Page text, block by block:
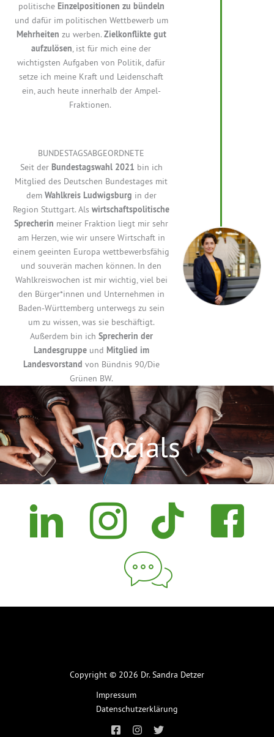
politische Einzelpositionen zu bündeln
und dafür im politischen Wettbewerb um
Mehrheiten zu werben. Zielkonflikte gut
aufzulösen,ist für mich eine der
wichtigsten Aufgaben von Politik, dafür
setze ich meine Kraft und Leidenschaft
ein, auch heute innerhalb der Ampel-
Fraktionen.
BUNDESTAGSABGEORDNETE
Seit der Bundestagswahl 2021 bin ich
Mitglied des Deutschen Bundestages mit
dem Wahlkreis Ludwigsburg in der
Region Stuttgart. Als wirtschaftspolitische
Sprecherin meiner Fraktion liegt mir sehr
am Herzen, wie wir unsere Wirtschaft in
einem geeinten Europa wettbewerbsfähig
und souverän machen können. In den
Wahlkreiswochen ist mir wichtig, viel bei
den Bürger*innen und Unternehmen in
Baden-Württemberg unterwegs zu sein
um zu wissen, was sie beschäftigt.
Außerdem bin ich Sprecherin der
Landesgruppeund Mitglied im
Landesvorstand von Bündnis 90/Die
Grünen BW.
Socials
Copyright © 2026 Dr. Sandra Detzer
Impressum
Datenschutzerklärung